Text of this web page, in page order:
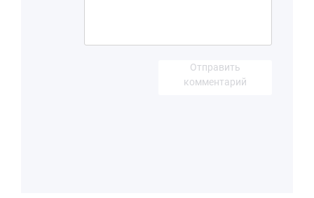
Отправить
комментарий